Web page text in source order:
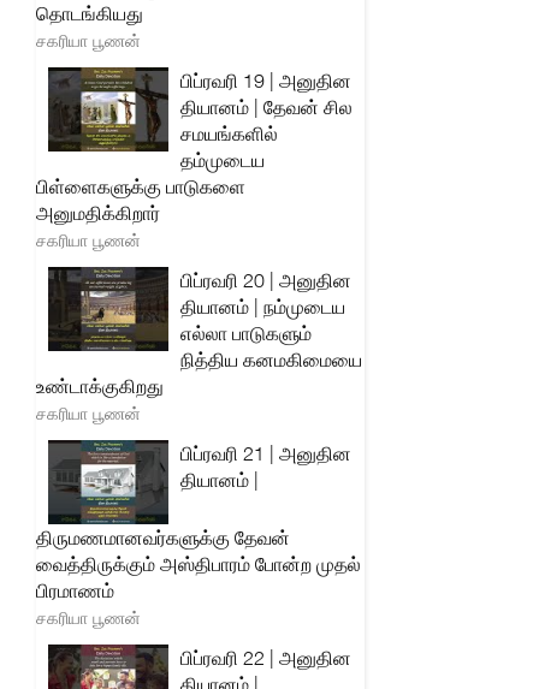
தொடங்கியது
சகரியா பூணன்
பிப்ரவரி 19 | அனுதின
தியானம் | தேவன் சில
சமயங்களில்
தம்முடைய
பிள்ளைகளுக்கு பாடுகளை
அனுமதிக்கிறார்
சகரியா பூணன்
பிப்ரவரி 20 | அனுதின
தியானம் | நம்முடைய
எல்லா பாடுகளும்
நித்திய கனமகிமையை
உண்டாக்குகிறது
சகரியா பூணன்
பிப்ரவரி 21 | அனுதின
தியானம் |
திருமணமானவர்களுக்கு தேவன்
வைத்திருக்கும் அஸ்திபாரம் போன்ற முதல்
பிரமாணம்
சகரியா பூணன்
பிப்ரவரி 22 | அனுதின
தியானம் |